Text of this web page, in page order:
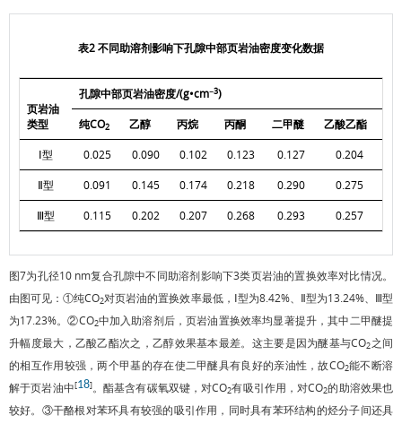
表2 不同助溶剂影响下孔隙中部页岩油密度变化数据
页岩油
类型
孔隙中部页岩油密度/(g•cm−3)
纯CO2 乙醇 丙烷 丙酮 二甲醚 乙酸乙酯
Ⅰ型 0.025 0.090 0.102 0.123 0.127 0.204
Ⅱ型 0.091 0.145 0.174 0.218 0.290 0.275
Ⅲ型 0.115 0.202 0.207 0.268 0.293 0.257
图7为孔径10 nm复合孔隙中不同助溶剂影响下3类页岩油的置换效率对比情况。
由图可见：①纯CO2对页岩油的置换效率最低，Ⅰ型为8.42%、Ⅱ型为13.24%、Ⅲ型
为17.23%。②CO2中加入助溶剂后，页岩油置换效率均显著提升，其中二甲醚提
升幅度最大，乙酸乙酯次之，乙醇效果基本最差。这主要是因为醚基与CO2之间
的相互作用较强，两个甲基的存在使二甲醚具有良好的亲油性，故CO2能不断溶
解于页岩油中[18]。酯基含有碳氧双键，对CO2有吸引作用，对CO2的助溶效果也
较好。③干酪根对苯环具有较强的吸引作用，同时具有苯环结构的烃分子间还具